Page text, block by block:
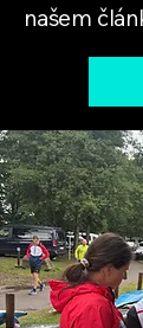
našem